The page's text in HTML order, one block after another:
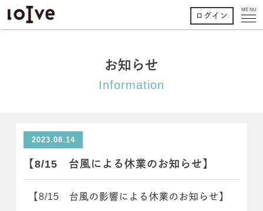
MENU
ログイン
お知らせ
Information
2023.08.14
【8/15 台風による休業のお知らせ】
【8/15 台風の影響による休業のお知らせ】